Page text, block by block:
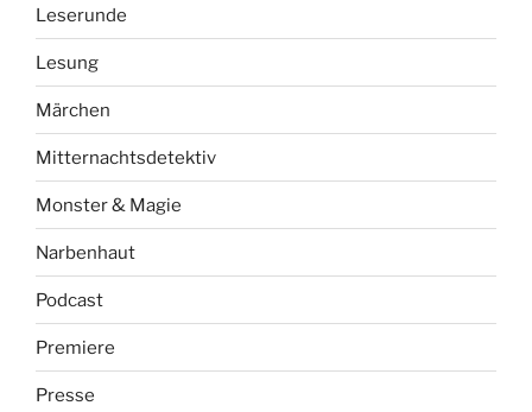
Leserunde
Lesung
Märchen
Mitternachtsdetektiv
Monster & Magie
Narbenhaut
Podcast
Premiere
Presse